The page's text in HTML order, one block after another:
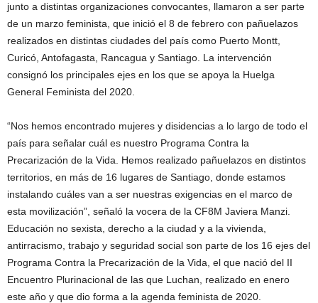
junto a distintas organizaciones convocantes, llamaron a ser parte
de un marzo feminista, que inició el 8 de febrero con pañuelazos
realizados en distintas ciudades del país como Puerto Montt,
Curicó, Antofagasta, Rancagua y Santiago. La intervención
consignó los principales ejes en los que se apoya la Huelga
General Feminista del 2020.
“Nos hemos encontrado mujeres y disidencias a lo largo de todo el
país para señalar cuál es nuestro Programa Contra la
Precarización de la Vida. Hemos realizado pañuelazos en distintos
territorios, en más de 16 lugares de Santiago, donde estamos
instalando cuáles van a ser nuestras exigencias en el marco de
esta movilización”, señaló la vocera de la CF8M Javiera Manzi.
Educación no sexista, derecho a la ciudad y a la vivienda,
antirracismo, trabajo y seguridad social son parte de los 16 ejes del
Programa Contra la Precarización de la Vida, el que nació del II
Encuentro Plurinacional de las que Luchan, realizado en enero
este año y que dio forma a la agenda feminista de 2020.